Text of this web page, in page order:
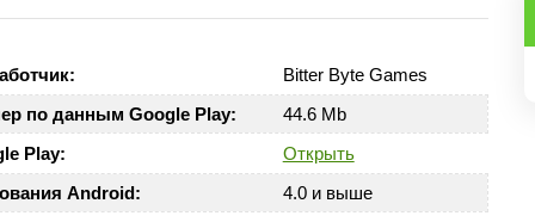
Bitter Byte Games
по данным Google Play:
44.6 Mb
Play:
Открыть
Android:
4.0 и выше